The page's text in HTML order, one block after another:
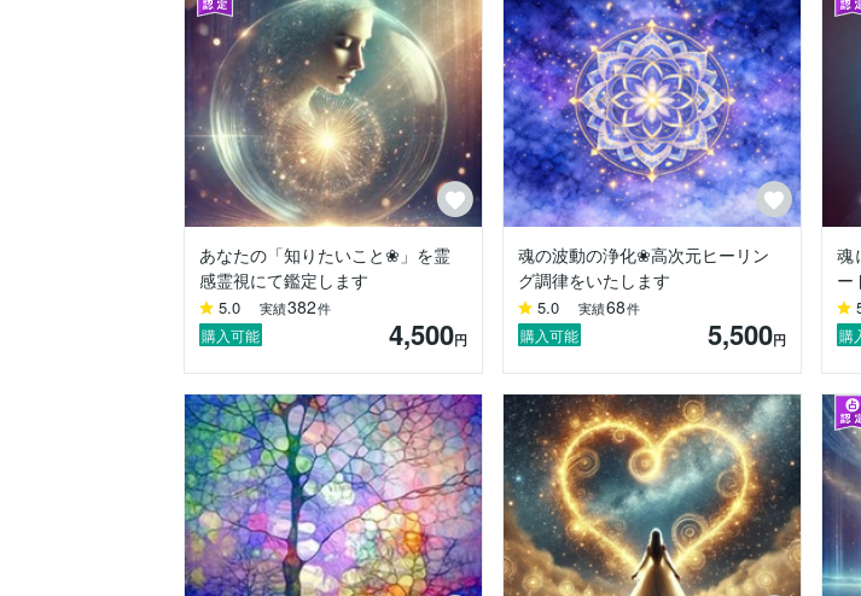
そのような時は、どうか一人で抱え込まずにお話しください。
うまく話せなくても大丈夫です。
涙が出ても、迷っていても、怒りや不安があっても大丈夫です。
守護霊様は、あなたが生まれた瞬間から今この時まで、常に寄り添い、道を照らし
そのメッセージは、迷いや不安に包まれた心を優しく解きほぐし、再び歩む力を与
私の原点は幼い頃にあります。
物心つく前から、私は自然に守護霊様と会話をしていました。
そのやり取りは、家族や友人との会話のように自然で、恐れではなく、深い安心と
気づけばその感覚は日常の一部となり、霊界との繋がりが私の生き方そのものにな
これまで、数多くの師匠のもとで修行を重ね、霊視、透視、祈祷、魂の整え、潜
どれほど技を磨いても、根底にあるのは「授かった力は、人の心を救うために使い
鑑定では、あなたの守護霊様や高次の存在からの導きを受け取り、今の状況、心の
必要に応じて、祈祷や魂の整えも行います。
どんなに複雑なご相談でも、決して否定することはありません。
表面的な出来事だけではなく、その背後にある魂の声に耳を澄ませながら、あな
あなたの「知りたいこと❀」を霊
感霊視にて鑑定します
5.0 実績382件
購入可能 4,500円
魂の波動の浄化❀高次元ヒーリン
グ調律をいたします
5.0 実績68件
購入可能 5,500円
魂
ー
購